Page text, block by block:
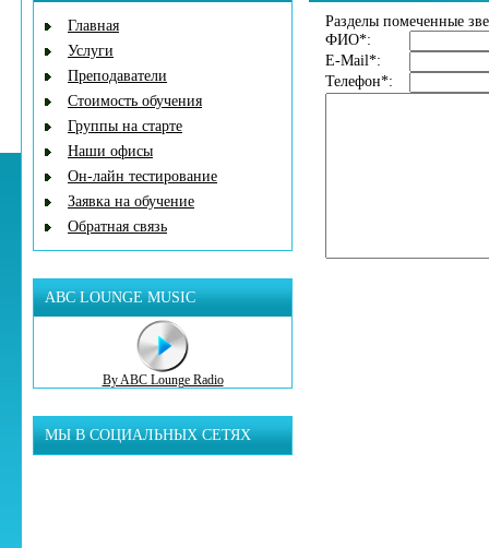
Главная
Услуги
Преподаватели
Стоимость обучения
Группы на старте
Наши офисы
Он-лайн тестирование
Заявка на обучение
Обратная связь
ABC LOUNGE MUSIC
By ABC Lounge Radio
МЫ В СОЦИАЛЬНЫХ СЕТЯХ
Разделы помеченные
ФИО*:
E-Mail*:
Телефон*: